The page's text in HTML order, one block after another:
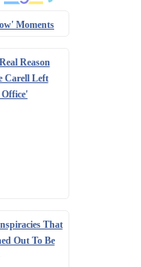
Moments
Reason
Carell Left
That
Out To Be